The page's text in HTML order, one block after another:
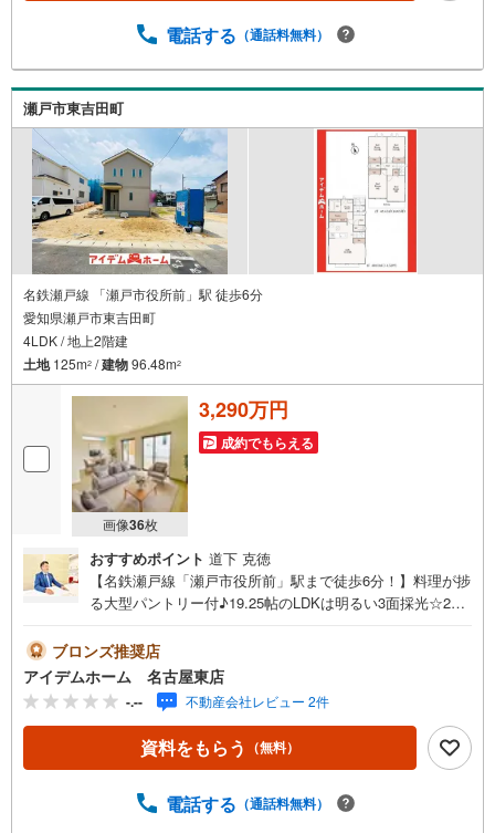
用にこんな設備が欲しい」など、物件のご紹介以外でも気
ズスペースやベビールームもありご家族皆様でお越しいた
だける大型店舗です（大型駐車場完備）。【現地ご案内
随時受け付けています！】お電話受付 9:00～20:00（年中
無休）年中無休につき土日はもちろん平日夜やお仕事終わ
りのご内覧、女性営業スタッフによるご案内も可能です！
電話する （通話料無料）
瀬戸市東吉田町
名鉄瀬戸線 「瀬戸市役所前」駅 徒歩6分
愛知県瀬戸市東吉田町
4LDK / 地上2階建
土地125m2 /建物96.48m2
画像36枚
3,290万円
成約でもらえる
おすすめポイント 道下 克徳
【名鉄瀬戸線「瀬戸市役所前」駅まで徒歩6分！】料理が捗
る大型パントリー付♪19.25帖のLDKは明るい3面採光☆2部
わせお待ちしております☆ ＼瀬戸市東吉田町13番☆全7棟
【D号棟】/当日のご来店・ご見学、大歓迎♪【安心】耐震
等級3取得【品質】設計住宅性能評価書、建設住宅性能評価
書【充実】駐車2台、4LDK、パントリー■名鉄瀬戸線「瀬戸
市役所前」駅 徒歩6分（約480m）■陶原小学校 :徒歩7分
（約540m）■水無瀬中学校:徒歩13分（約1040m）＜自己資
見たい！聞きたい！にスピード対応！*自己資金なしでも購
ブロンズ推奨店
アイデムホーム 名古屋東店
-.-- 不動産会社レビュー 2件
資料をもらう （無料）
電話する （通話料無料）